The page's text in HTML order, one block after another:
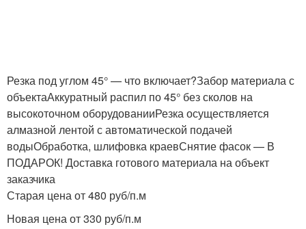
Резка под углом 45° — что включает?Забор материала с
объектаАккуратный распил по 45° без сколов на
высокоточном оборудованииРезка осуществляется
алмазной лентой с автоматической подачей
водыОбработка, шлифовка краевСнятие фасок — В
ПОДАРОК! Доставка готового материала на объект
заказчика
Старая цена от 480 руб/п.м
Новая цена от 330 руб/п.м